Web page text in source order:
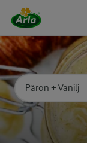
Sök på kategori
Skriv in sökord